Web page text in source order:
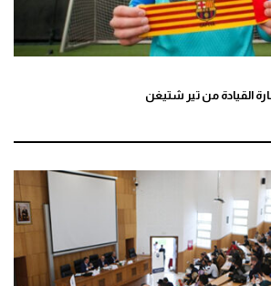
القيادة من تير شتيغن